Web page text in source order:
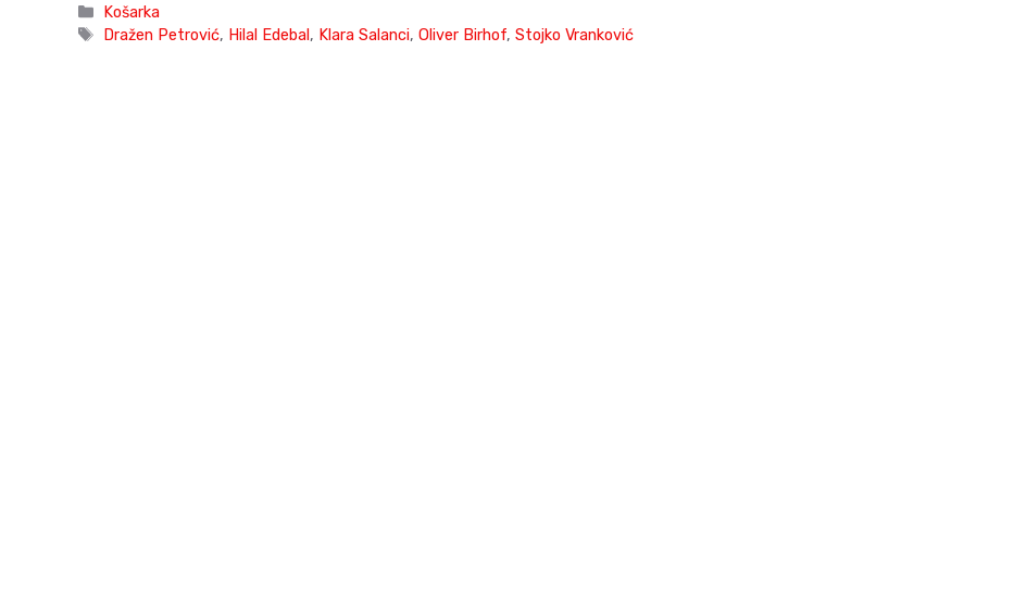
Categories
Košarka
Tags
Dražen Petrović, Hilal Edebal, Klara Salanci,Oliver Birhof,Stojko Vranković